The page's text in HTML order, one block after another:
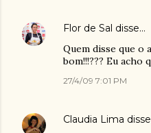
Flor de Sal disse…
Quem disse que o
bom!!!??? Eu acho
27/4/09 7:01 PM
Claudia Lima